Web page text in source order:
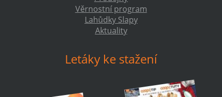
Věrnostní program
Lahůdky Slapy
Aktuality
Letáky ke stažení